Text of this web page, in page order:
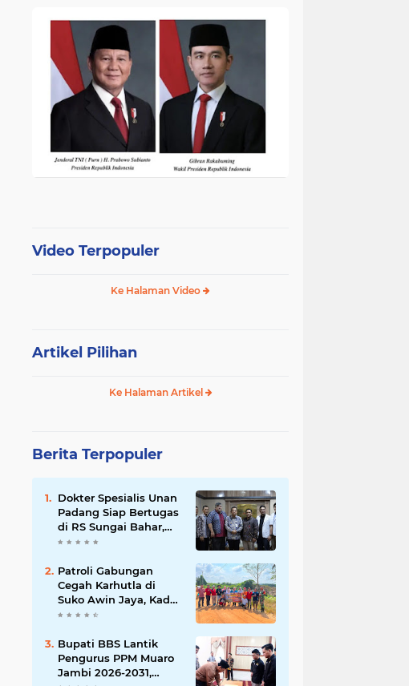
Video Terpopuler
Ke Halaman Video
Artikel Pilihan
Ke Halaman Artikel
Berita Terpopuler
Dokter Spesialis Unan
Padang Siap Bertugas
di RS Sungai Bahar,
Bupati BBS Apresiasi`
Patroli Gabungan
Cegah Karhutla di
Suko Awin Jaya, Kades
Idawati Gandeng PT
Bupati BBS Lantik
Pengurus PPM Muaro
Jambi 2026-2031,